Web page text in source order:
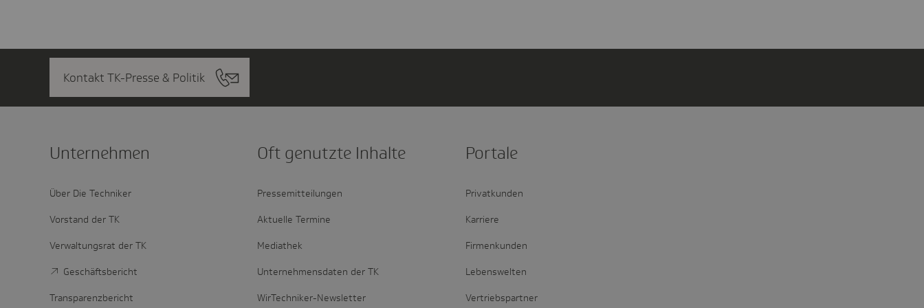
Kontakt TK-Presse & Politik
Unter­nehmen
Über Die Techniker
Vorstand der TK
Verwaltungsrat der TK
Geschäftsbericht
Transparenzbericht
Oft genutzte Inhalte
Pressemitteilungen
Aktuelle Termine
Mediathek
Unternehmensdaten der TK
WirTechniker-Newsletter
Portale
Privatkunden
Karriere
Firmenkunden
Lebenswelten
Vertriebspartner